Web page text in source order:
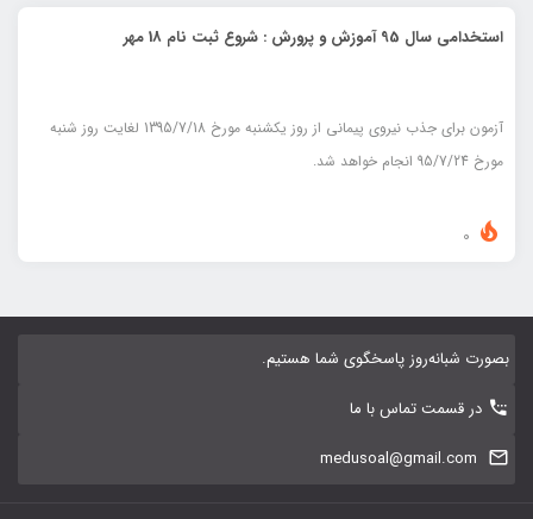
استخدامی سال 95 آموزش و پرورش : شروع ثبت نام 18 مهر
آزمون براي جذب نيروي پيماني از روز يكشنبه مورخ 1395/7/18 لغايت روز شنبه
مورخ 95/7/24 انجام خواهد شد.
بصورت شبانه‌روز پاسخگوی شما هستیم.
در قسمت تماس با ما
medusoal@gmail.com